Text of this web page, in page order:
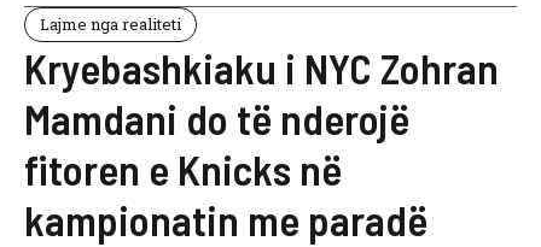
Lajme nga realiteti
Kryebashkiaku i NYC Zohran
Mamdani do të nderojë
fitoren e Knicks në
kampionatin me paradë